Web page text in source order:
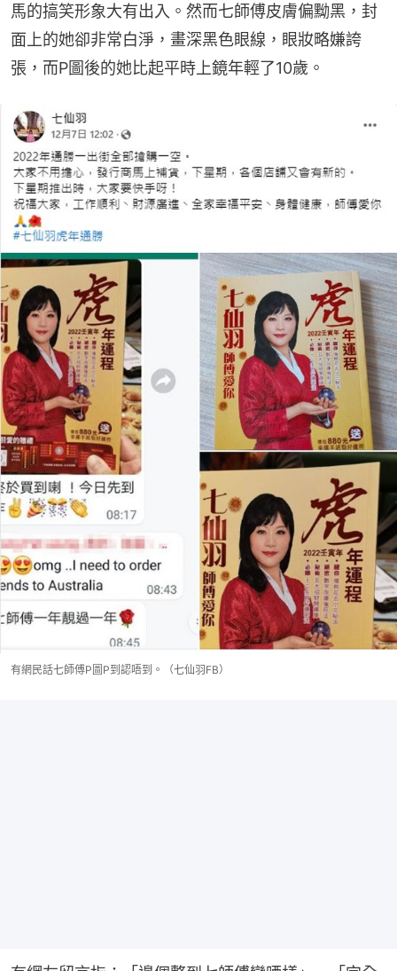
馬的搞笑形象大有出入。然而七師傅皮膚偏黝黑，封
面上的她卻非常白淨，畫深黑色眼線，眼妝略嫌誇
張，而P圖後的她比起平時上鏡年輕了10歲。
有網民話七師傅P圖P到認唔到。（七仙羽FB）